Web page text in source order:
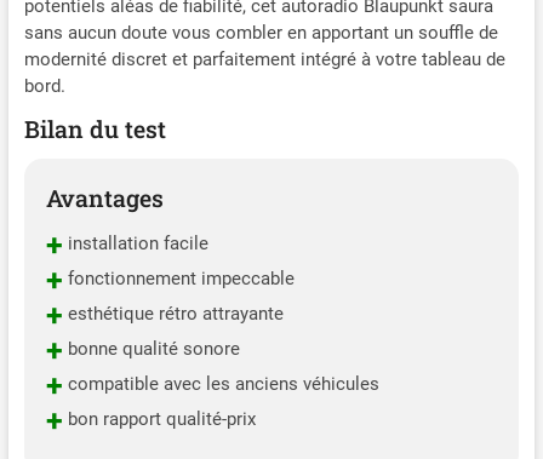
potentiels aléas de fiabilité, cet autoradio Blaupunkt saura
sans aucun doute vous combler en apportant un souffle de
modernité discret et parfaitement intégré à votre tableau de
bord.
Bilan du test
Avantages
+ installation facile
+ fonctionnement impeccable
+ esthétique rétro attrayante
+ bonne qualité sonore
+ compatible avec les anciens véhicules
+ bon rapport qualité-prix